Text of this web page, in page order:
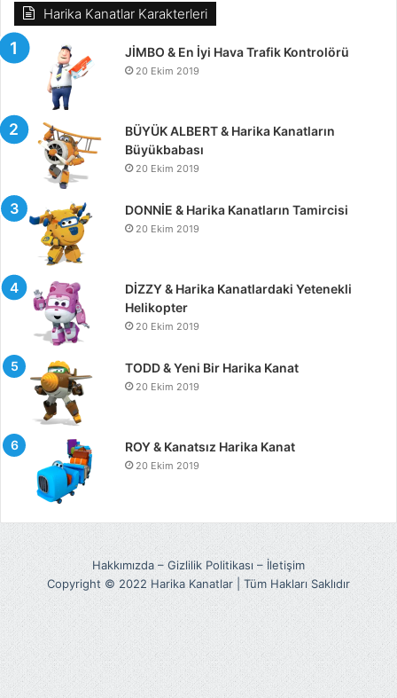
Harika Kanatlar Karakterleri
JİMBO & En İyi Hava Trafik Kontrolörü
20 Ekim 2019
BÜYÜK ALBERT & Harika Kanatların
Büyükbabası
20 Ekim 2019
DONNİE & Harika Kanatların Tamircisi
20 Ekim 2019
DİZZY & Harika Kanatlardaki Yetenekli
Helikopter
20 Ekim 2019
TODD & Yeni Bir Harika Kanat
20 Ekim 2019
ROY & Kanatsız Harika Kanat
20 Ekim 2019
Hakkımızda – Gizlilik Politikası – İletişim
Copyright © 2022 Harika Kanatlar | Tüm Hakları Saklıdır